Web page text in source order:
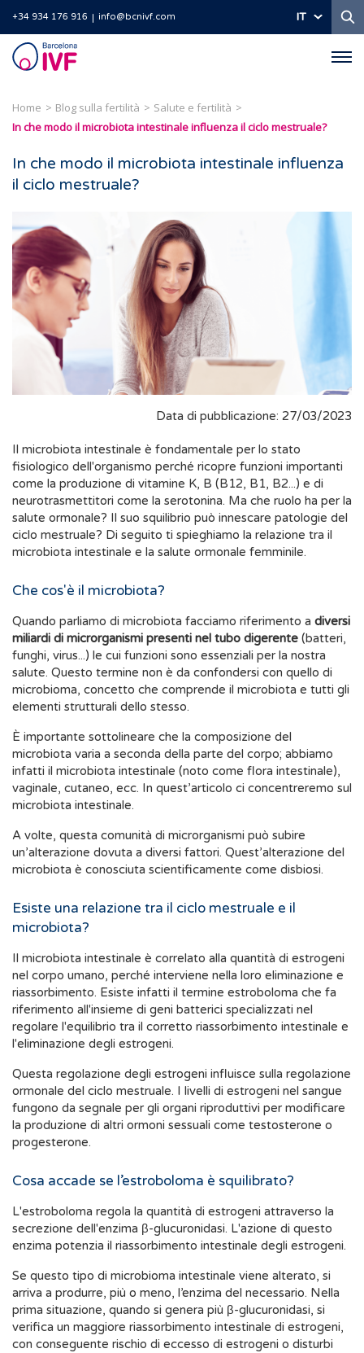
+34 934 176 916 info@bcnivf.com IT
Barcelona
IVF
Home Blog sulla fertilità
Salute e fertilità
In che modo il microbiota intestinale influenza il ciclo mestruale?
In che modo il microbiota intestinale influenza
il ciclo mestruale?
Data di pubblicazione: 27/03/2023
Il microbiota intestinale è fondamentale per lo stato
fisiologico dell'organismo perché ricopre funzioni importanti
come la produzione di vitamine K, B (B12, B1, B2...) e di
neurotrasmettitori come la serotonina. Ma che ruolo ha per la
salute ormonale? Il suo squilibrio può innescare patologie del
ciclo mestruale? Di seguito ti spieghiamo la relazione tra il
microbiota intestinale e la salute ormonale femminile.
Che cos'è il microbiota?
Quando parliamo di microbiota facciamo riferimento a diversi
miliardi di microrganismi presenti nel tubo digerente (batteri,
funghi, virus...) le cui funzioni sono essenziali per la nostra
salute. Questo termine non è da confondersi con quello di
microbioma, concetto che comprende il microbiota e tutti gli
elementi strutturali dello stesso.
È importante sottolineare che la composizione del
microbiota varia a seconda della parte del corpo; abbiamo
infatti il microbiota intestinale (noto come flora intestinale),
vaginale, cutaneo, ecc. In quest’articolo ci concentreremo sul
microbiota intestinale.
A volte, questa comunità di microrganismi può subire
un’alterazione dovuta a diversi fattori. Quest’alterazione del
microbiota è conosciuta scientificamente come disbiosi.
Esiste una relazione tra il ciclo mestruale e il
microbiota?
Il microbiota intestinale è correlato alla quantità di estrogeni
nel corpo umano, perché interviene nella loro eliminazione e
riassorbimento. Esiste infatti il termine estroboloma che fa
riferimento all'insieme di geni batterici specializzati nel
regolare l'equilibrio tra il corretto riassorbimento intestinale e
l'eliminazione degli estrogeni.
Questa regolazione degli estrogeni influisce sulla regolazione
ormonale del ciclo mestruale. I livelli di estrogeni nel sangue
fungono da segnale per gli organi riproduttivi per modificare
la produzione di altri ormoni sessuali come testosterone o
progesterone.
Cosa accade se l’estroboloma è squilibrato?
L'estroboloma regola la quantità di estrogeni attraverso la
secrezione dell'enzima β-glucuronidasi. L'azione di questo
enzima potenzia il riassorbimento intestinale degli estrogeni.
Se questo tipo di microbioma intestinale viene alterato, si
arriva a produrre, più o meno, l’enzima del necessario. Nella
prima situazione, quando si genera più β-glucuronidasi, si
verifica un maggiore riassorbimento intestinale di estrogeni,
con conseguente rischio di eccesso di estrogeni o disturbi